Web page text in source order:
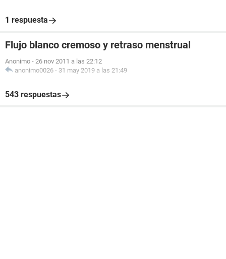
1 respuesta
Flujo blanco cremoso y retraso menstrual
Anonimo - 26 nov 2011 a las 22:12
anonimo0026 - 31 may 2019 a las 21:49
543 respuestas